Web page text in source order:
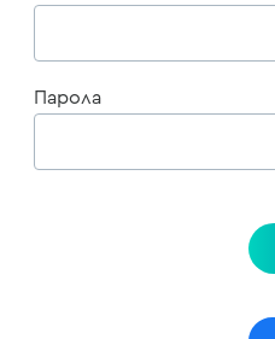
Парола